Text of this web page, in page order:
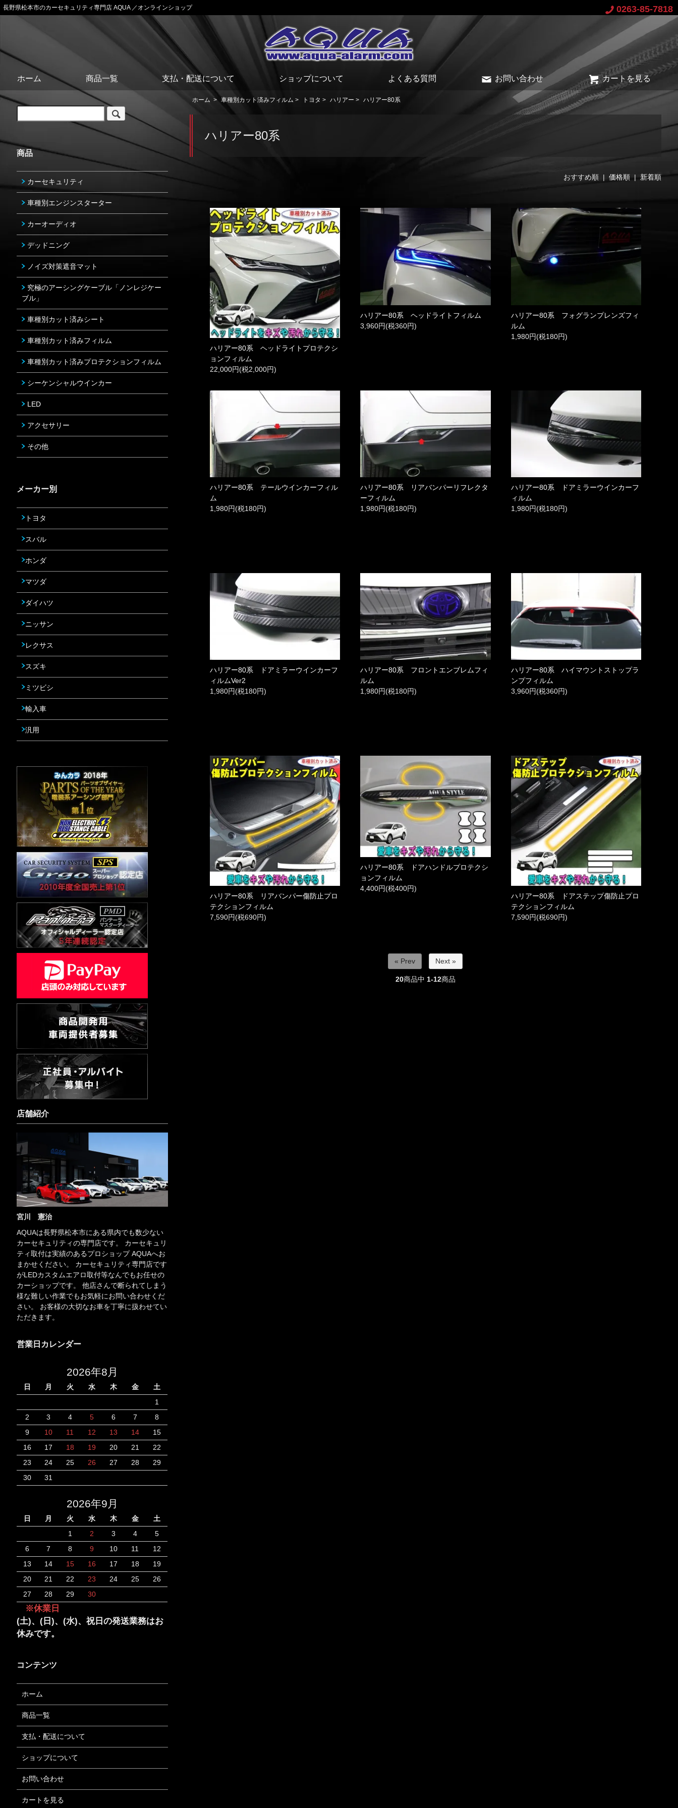
長野県松本市のカーセキュリティ専門店 AQUA ／オンラインショップ 0263-85-7818
ホーム 商品一覧 支払・配送について ショップについて よくある質問 お問い合わせ カートを見る
ホーム > 車種別カット済みフィルム > トヨタ > ハリアー > ハリアー80系
ハリアー80系
おすすめ順 | 価格順|新着順
ハリアー80系 ヘッドライトプロテクシ
ョンフィルム
22,000円(税2,000円)
ハリアー80系 ヘッドライトフィルム
3,960円(税360円)
ハリアー80系 フォグランプレンズフィ
ルム
1,980円(税180円)
ハリアー80系 テールウインカーフィル
ム
1,980円(税180円)
ハリアー80系 リアバンパーリフレクタ
ーフィルム
1,980円(税180円)
ハリアー80系 ドアミラーウインカーフ
ィルム
1,980円(税180円)
ハリアー80系 ドアミラーウインカーフ
ィルムVer2
1,980円(税180円)
ハリアー80系 フロントエンブレムフィ
ルム
1,980円(税180円)
ハリアー80系 ハイマウントストップラ
ンプフィルム
3,960円(税360円)
ハリアー80系 リアバンパー傷防止プロ
テクションフィルム
7,590円(税690円)
ハリアー80系 ドアハンドルプロテクシ
ョンフィルム
4,400円(税400円)
ハリアー80系 ドアステップ傷防止プロ
テクションフィルム
7,590円(税690円)
« Prev Next »
20商品中 1-12商品
商品
カーセキュリティ
車種別エンジンスターター
カーオーディオ
デッドニング
ノイズ対策遮音マット
究極のアーシングケーブル「ノンレジケー
ブル」
車種別カット済みシート
車種別カット済みフィルム
車種別カット済みプロテクションフィルム
シーケンシャルウインカー
LED
アクセサリー
その他
メーカー別
トヨタ
スバル
ホンダ
マツダ
ダイハツ
ニッサン
レクサス
スズキ
ミツビシ
輸入車
汎用
店舗紹介
宮川 憲治
AQUAは長野県松本市にある県内でも数少ない
カーセキュリティの専門店です。 カーセキュリ
ティ取付は実績のあるプロショップ AQUAへお
まかせください。 カーセキュリティ専門店です
がLEDカスタムエアロ取付等なんでもお任せの
カーショップです。 他店さんで断られてしまう
様な難しい作業でもお気軽にお問い合わせくだ
さい。 お客様の大切なお車を丁寧に扱わせてい
ただきます。
営業日カレンダー
2026年8月
日 月 火 水 木 金
土
1
2
3 4 5 6 7
8
9
10 11 12 13 14
15
16
17 18 19 20 21
22
23
24 25 26 27 28
29
30
31
2026年9月
日 月 火 水 木 金
土
1
2 3 4
5
6
7 8 9 10 11
12
13
14 15 16 17 18
19
20
21 22 23 24 25
26
27
28 29 30
※休業日
(土)、(日)、(水)、祝日の発送業務はお
休みです。
コンテンツ
ホーム
商品一覧
支払・配送について
ショップについて
お問い合わせ
カートを見る